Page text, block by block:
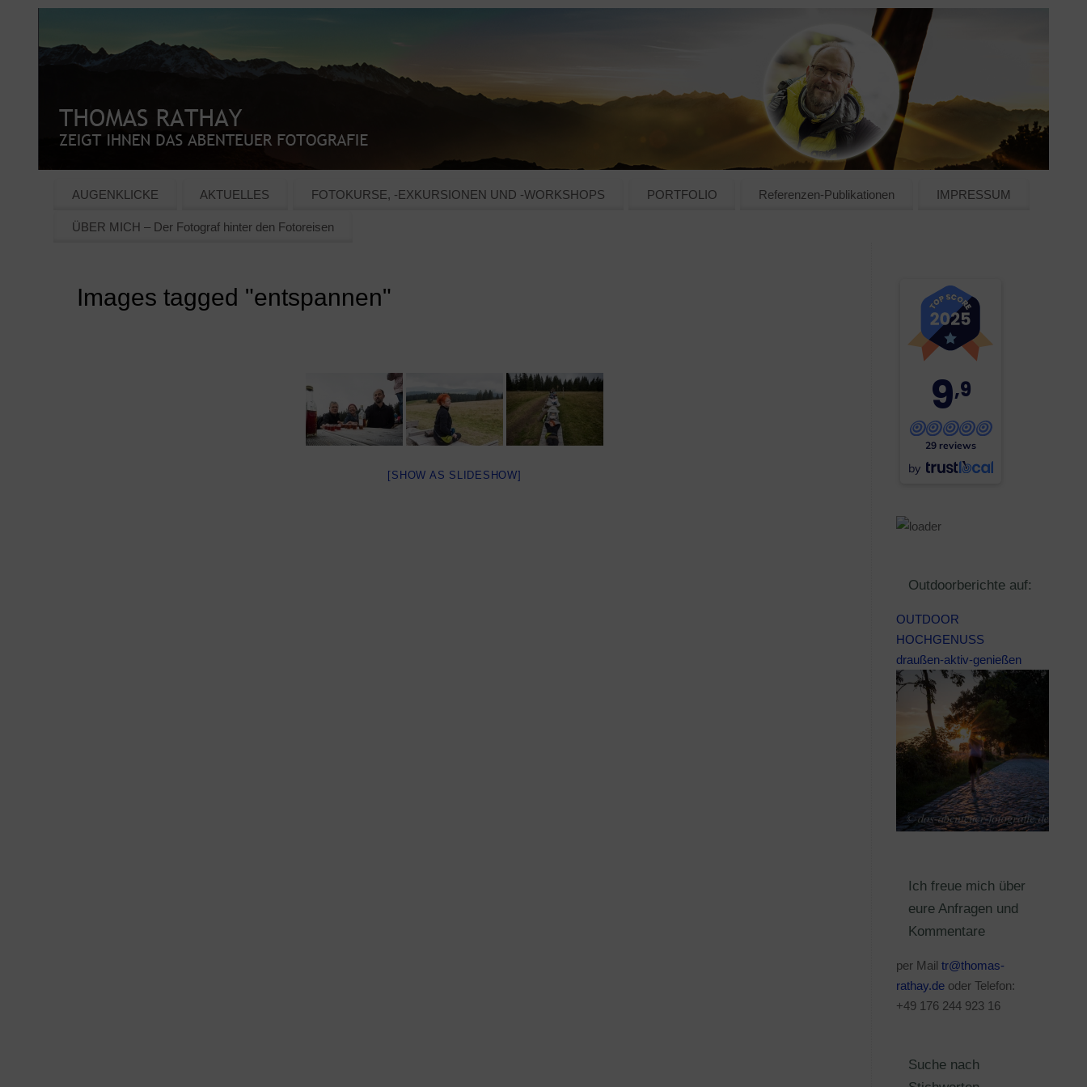
AUGENKLICKE AKTUELLES FOTOKURSE, -EXKURSIONEN UND -WORKSHOPS PORTFOLIO Referenzen-Publikationen IMPRESSUM
ÜBER MICH – Der Fotograf hinter den Fotoreisen
Images tagged "entspannen"
[SHOW AS SLIDESHOW]
9,9
29 reviews
by
Outdoorberichte auf:
OUTDOOR
HOCHGENUSS
draußen-aktiv-genießen
Ich freue mich über
eure Anfragen und
Kommentare
per Mail tr@thomas-
rathay.de oder Telefon:
+49 176 244 923 16
Suche nach